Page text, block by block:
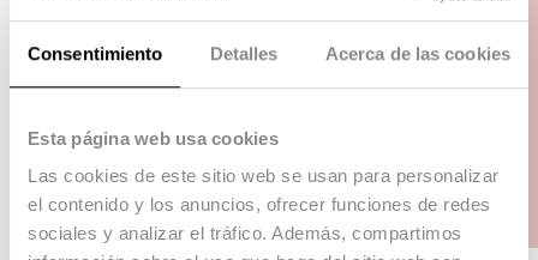
Consentimiento Detalles Acerca de las cookies
Esta página web usa cookies
Las cookies de este sitio web se usan para personalizar
el contenido y los anuncios, ofrecer funciones de redes
sociales y analizar el tráfico. Además, compartimos